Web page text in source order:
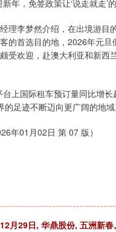
年，免签政策让‘说走就走’
理李梦然介绍，在出境游
的首选目的地，2026年元
受欢迎，赴澳大利亚和新
上国际租车预订量同比增
足迹不断迈向更广阔的地域
年01月02日 第 07 版）
月29日, 华鼎股份, 五洲新春。